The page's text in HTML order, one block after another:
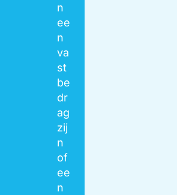
n
ee
n
va
st
be
dr
ag
zij
n
of
ee
n